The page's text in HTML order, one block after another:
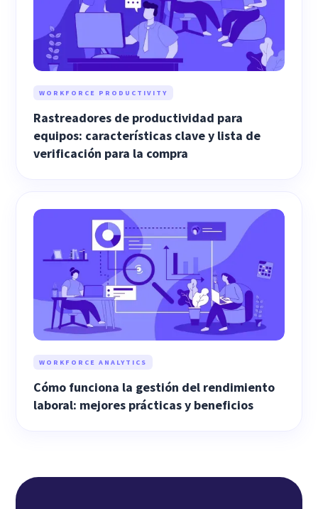
WORKFORCE PRODUCTIVITY
Rastreadores de productividad para
equipos: características clave y lista de
verificación para la compra
WORKFORCE ANALYTICS
Cómo funciona la gestión del rendimiento
laboral: mejores prácticas y beneficios